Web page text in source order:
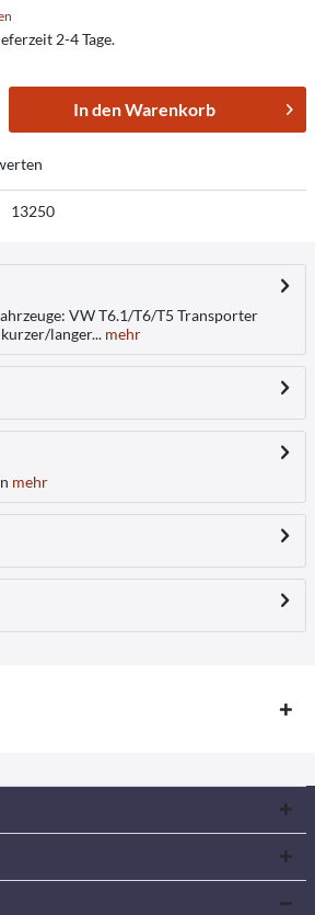
2-4 Tage.
In denWarenkorb
13250
VW T6.1/T6/T5 Transporter
langer... mehr
mehr